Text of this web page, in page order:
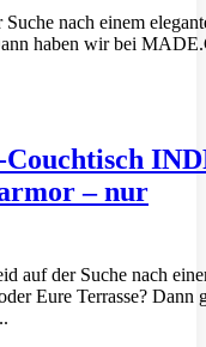
nach einem
haben wir bei
– nur
auf der Suche nach
Eure Terrasse? Dann